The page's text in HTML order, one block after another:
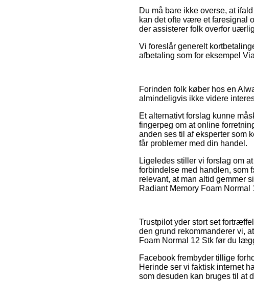
Du må bare ikke overse, at
kan det ofte være et faresignal
der assisterer folk overfor
Vi foreslår generelt
afbetaling som for eksempel
Forinden folk køber hos en
almindeligvis ikke videre
Et alternativt forslag kunne
fingerpeg om at online
anden ses til af eksperter som
får problemer med din handel.
Ligeledes stiller vi forslag om
forbindelse med handlen, som
relevant, at man altid gemmer
Radiant Memory Foam
Trustpilot yder stort set
den grund rekommanderer vi,
Foam Normal 12 Stk før du
Facebook frembyder tillige
Herinde ser vi faktisk internet
som desuden kan bruges til at